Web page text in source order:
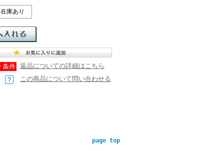
在庫あり
返品についての詳細はこちら
この商品について問い合わせる
page top